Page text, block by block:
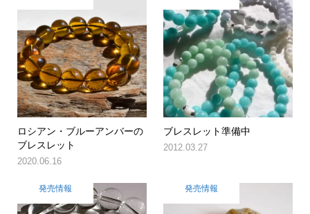
ロシアン・ブルーアンバーの
ブレスレット
2020.06.16
ブレスレット準備中
2012.03.27
発売情報 発売情報